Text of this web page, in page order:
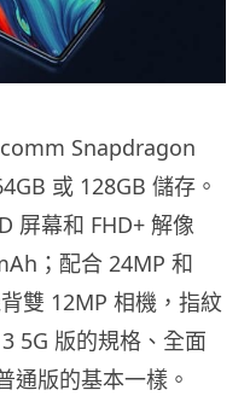
Snapdragon
或 128GB 儲存。
屏幕和 FHD+ 解像
；配合 24MP 和
雙 12MP 相機，指紋
5G 版的規格、全面
通版的基本一樣。